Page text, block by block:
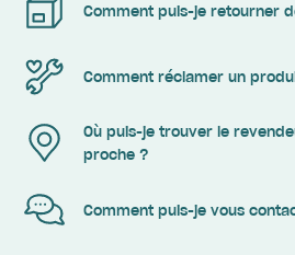
Comment puis-je retourner
Comment réclamer un
Où puis-je trouver le
proche ?
Comment puis-je vous